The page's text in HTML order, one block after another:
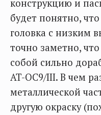
конструкцию и
будет понятно,
головка с низким
точно заметно,
собой сильно
AT-OC9/III. В чем
металлической
другую окраску